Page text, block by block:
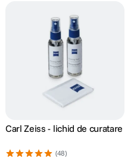
Carl Zeiss - lichid de curatare
(48)